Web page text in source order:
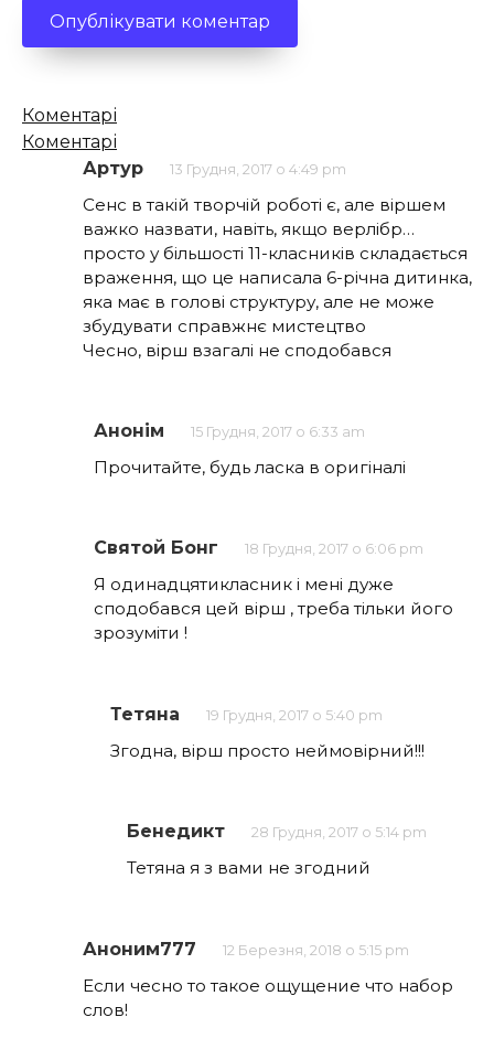
Кількість
коментарів
Коментарі
Коментарі
Артур
13 Грудня, 2017 о 4:49 pm
Сенс в такій творчій роботі є, але віршем
важко назвати, навіть, якщо верлібр…
просто у більшості 11-класників складається
враження, що це написала 6-річна дитинка,
яка має в голові структуру, але не може
збудувати справжнє мистецтво
Чесно, вірш взагалі не сподобався
Анонім 15 Грудня, 2017 о 6:33 am
Прочитайте, будь ласка в оригіналі
Святой Бонг 18 Грудня, 2017 о 6:06 pm
Я одинадцятикласник і мені дуже
сподобався цей вірш , треба тільки його
зрозуміти !
Тетяна 19 Грудня, 2017 о 5:40 pm
Згодна, вірш просто неймовірний!!!
Бенедикт 28 Грудня, 2017 о 5:14 pm
Тетяна я з вами не згодний
Аноним777 12 Березня, 2018 о 5:15 pm
Если чесно то такое ощущение что набор
слов!